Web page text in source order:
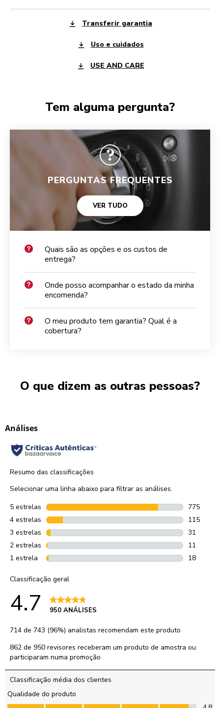
Transferir garantia
Uso e cuidados
USE AND CARE
Tem alguma pergunta?
PERGUNTAS FREQUENTES
VER TUDO
Quais são as opções e os custos de
entrega?
Onde posso acompanhar o estado da minha
encomenda?
O meu produto tem garantia? Qual é a
cobertura?
O que dizem as outras pessoas?